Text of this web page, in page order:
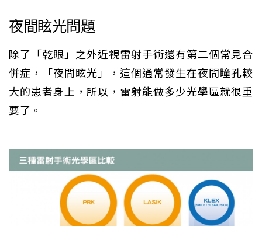
夜間眩光問題
除了「乾眼」之外近視雷射手術還有第二個常見合
併症，「夜間眩光」，這個通常發生在夜間瞳孔較
大的患者身上，所以，雷射能做多少光學區就很重
要了。